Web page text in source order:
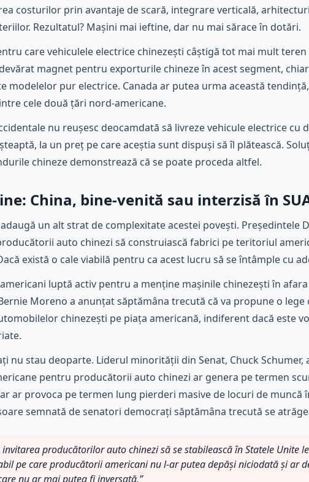
costurilor prin avantaje de scară, integrare verticală,
Rezultatul? Mașini mai ieftine, dar nu mai sărace în dotări.
care vehiculele electrice chinezești câștigă tot mai mult
magnet pentru exporturile chineze în acest segment,
modelelor pur electrice. Canada ar putea urma această
cele două țări nord-americane.
nu reușesc deocamdată să livreze vehicule electrice cu
la un preț pe care aceștia sunt dispuși să îl plătească.
chineze demonstrează că se poate proceda altfel.
China, bine-venită sau interzisă în
un alt strat de complexitate acestei povești. Președintele
auto chinezi să construiască fabrici pe teritoriul
există o cale viabilă pentru ca acest lucru să se întâmple cu
luptă activ pentru a menține mașinile chinezești în
Moreno a anunțat săptămâna trecută că va propune o lege
chinezești pe piața americană, indiferent dacă este
nu stau deoparte. Liderul minorității din Senat, Chuck Schumer,
pentru producătorii auto chinezi ar genera pe termen
ar provoca pe termen lung pierderi masive de locuri de muncă
semnată de senatori democrați săptămâna trecută se
invitarea producătorilor auto chinezi să se stabilească în Statele Unite
pe care producătorii americani nu l-ar putea depăși niciodată și ar
nu ar mai putea fi inversată.”